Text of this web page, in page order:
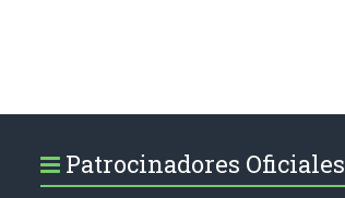
Patrocinadores Oficiales